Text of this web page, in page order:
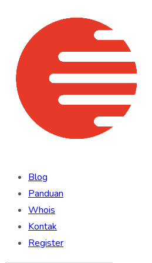
Blog
Panduan
Whois
Kontak
Register